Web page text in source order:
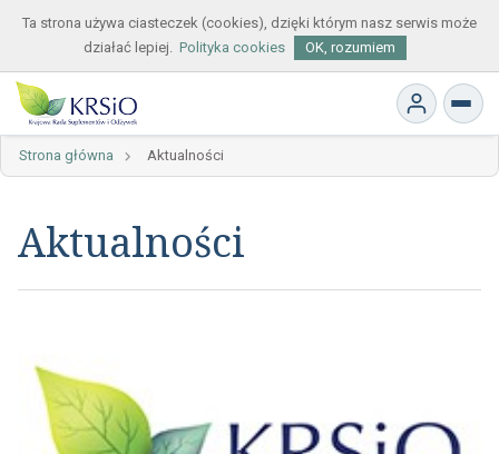
Ta strona używa ciasteczek (cookies), dzięki którym nasz serwis może
działać lepiej. Polityka cookies OK, rozumiem
Strona główna Aktualności
Aktualności